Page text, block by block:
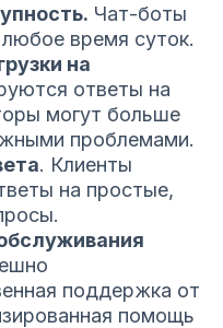
Чат-боты
время суток.
на
ответы на
могут больше
проблемами.
. Клиенты
на простые,
поддержка от
помощь